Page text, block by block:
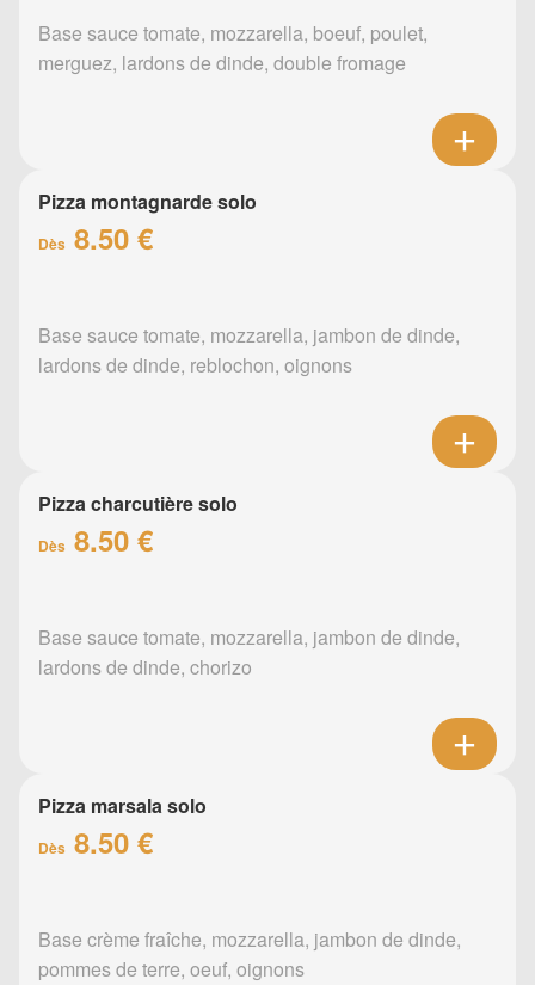
Base sauce tomate, mozzarella, boeuf, poulet,
merguez, lardons de dinde, double fromage
Pizza montagnarde solo
Dès 8.50 €
Base sauce tomate, mozzarella, jambon de dinde,
lardons de dinde, reblochon, oignons
Pizza charcutière solo
Dès 8.50 €
Base sauce tomate, mozzarella, jambon de dinde,
lardons de dinde, chorizo
Pizza marsala solo
Dès 8.50 €
Base crème fraîche, mozzarella, jambon de dinde,
pommes de terre, oeuf, oignons